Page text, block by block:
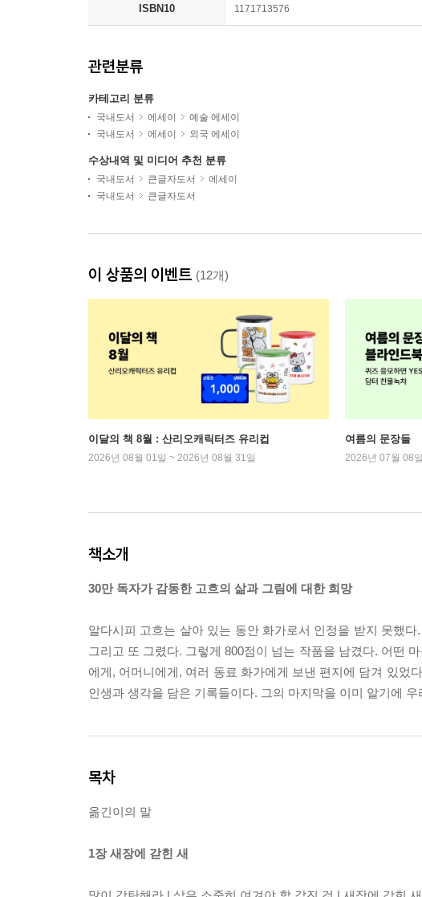
ISBN10 1171713576
관련분류
카테고리 분류
국내도서 에세이
예술 에세이
국내도서
에세이 외국 에세이
수상내역 및 미디어 추천 분류
국내도서 큰글자도서
에세이
국내도서
큰글자도서
이 상품의 이벤트 (12개)
이달의 책 8월 : 산리오캐릭터즈 유리컵
2026년 08월 01일 ~ 2026년 08월 31일
여름의 문장들
2026년 07월 08
책소개
30만 독자가 감동한 고흐의 삶과 그림에 대한 희망
알다시피 고흐는 살아 있는 동안 화가로서 인정을 받지 못했
그리고 또 그렸다. 그렇게 800점이 넘는 작품을 남겼다. 어떤
에게, 어머니에게, 여러 동료 화가에게 보낸 편지에 담겨 있었
인생과 생각을 담은 기록들이다. 그의 마지막을 이미 알기에
목차
옮긴이의 말
1장 새장에 갇힌 새